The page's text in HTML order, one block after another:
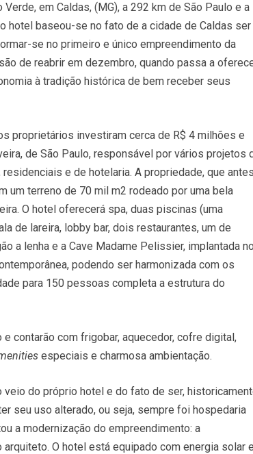
em Caldas, (MG), a 292 km de São Paulo e a
hotel baseou-se no fato de a cidade de Caldas ser
se no primeiro e único empreendimento da
de reabrir em dezembro, quando passa a
à tradição histórica de bem receber seus
proprietários investiram cerca de R$ 4 milhões e
de São Paulo, responsável por vários projetos
e de hotelaria. A propriedade, que antes
um terreno de 70 mil m2 rodeado por uma bela
O hotel oferecerá spa, duas piscinas (uma
de lareira, lobby bar, dois restaurantes, um de
a lenha e a Cave Madame Pelissier, implantada no
podendo ser harmonizada com os
para 150 pessoas completa a estrutura do
contarão com frigobar, aquecedor, cofre digital,
especiais e charmosa ambientação.
do próprio hotel e do fato de ser,
seu uso alterado, ou seja, sempre foi hospedaria
a modernização do empreendimento: a
O hotel está equipado com energia solar e